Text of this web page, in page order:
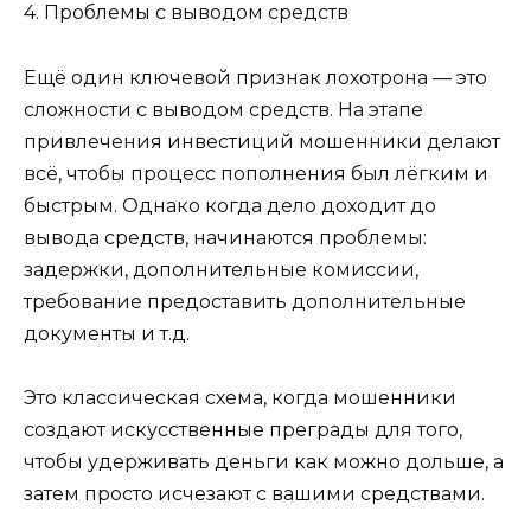
4. Проблемы с выводом средств
Ещё один ключевой признак лохотрона — это
сложности с выводом средств. На этапе
привлечения инвестиций мошенники делают
всё, чтобы процесс пополнения был лёгким и
быстрым. Однако когда дело доходит до
вывода средств, начинаются проблемы:
задержки, дополнительные комиссии,
требование предоставить дополнительные
документы и т.д.
Это классическая схема, когда мошенники
создают искусственные преграды для того,
чтобы удерживать деньги как можно дольше, а
затем просто исчезают с вашими средствами.